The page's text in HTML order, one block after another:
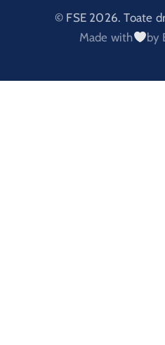
© FSE 2026. Toate
Made with
by